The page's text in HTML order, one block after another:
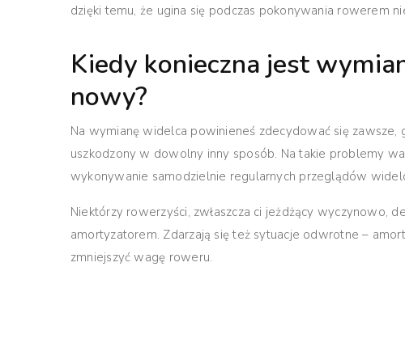
dzięki temu, że ugina się podczas pokonywania rowerem
Kiedy konieczna jest
nowy?
Na wymianę widelca powinieneś zdecydować się
uszkodzony w dowolny inny sposób. Na takie problemy
wykonywanie samodzielnie regularnych przeglądów
Niektórzy rowerzyści, zwłaszcza ci jeżdżący wyczynowo,
amortyzatorem. Zdarzają się też sytuacje odwrotne –
zmniejszyć wagę roweru.